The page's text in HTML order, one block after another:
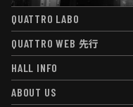
QUATTRO LABO
QUATTRO LABO
QUATTRO WEB 先行
QUATTRO WEB先行
HALL INFO
HALL INFO
ABOUT US